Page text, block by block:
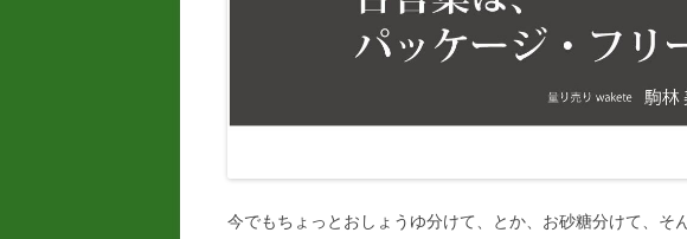
今でもちょっとおしょうゆ分けて、とか、お砂糖分けて、そ